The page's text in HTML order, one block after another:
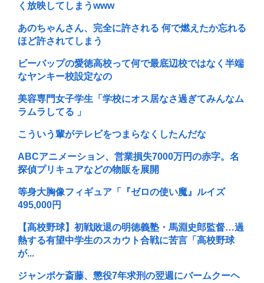
く放映してしまうwww
あのちゃんさん、完全に許される 何で燃えたか忘れる
ほど許されてしまう
ビーバップの愛徳高校って何で最底辺校ではなく半端
なヤンキー校設定なの
美容専門女子学生「学校にオス居なさ過ぎてみんなム
ラムラしてる 」
こういう輩がテレビをつまらなくしたんだな
ABCアニメーション、営業損失7000万円の赤字。名
探偵プリキュアなどの物販を展開
等身大胸像フィギュア「『ゼロの使い魔』ルイズ
495,000円
【高校野球】初戦敗退の明徳義塾・馬淵史郎監督…過
熱する有望中学生のスカウト合戦に苦言「高校野球
が...
ジャンポケ斎藤、懲役7年求刑の翌週にバームクーヘ